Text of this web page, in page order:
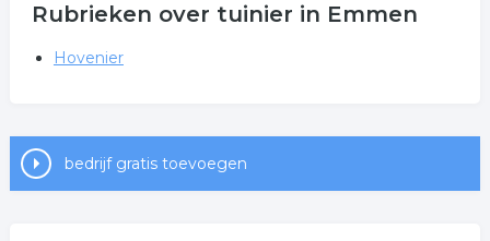
Rubrieken over tuinier in Emmen
Hovenier
bedrijf gratis toevoegen